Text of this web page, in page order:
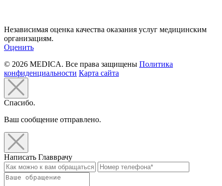
Независимая оценка качества оказания услуг медицинским
организациям.
Оценить
© 2026 MEDICA. Все права защищены Политика
конфиденциальности Карта сайта
Спасибо.
Ваш сообщение отправлено.
Написать Главврачу